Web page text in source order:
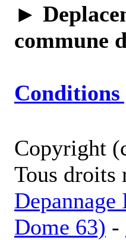
►
commune
Conditions
Copyright
Tous droits
Dome 63) -